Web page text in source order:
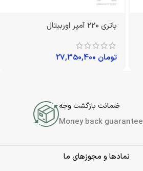
باتری 220 آمپر اوربیتال
تومان
ضمانت بازگشت وجه
Money back guarantee
نمادها و مجوزهای ما